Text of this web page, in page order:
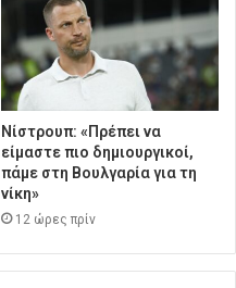
Νίστρουπ: «Πρέπει να
είμαστε πιο δημιουργικοί,
πάμε στη Βουλγαρία για τη
νίκη»
12 ώρες πρίν